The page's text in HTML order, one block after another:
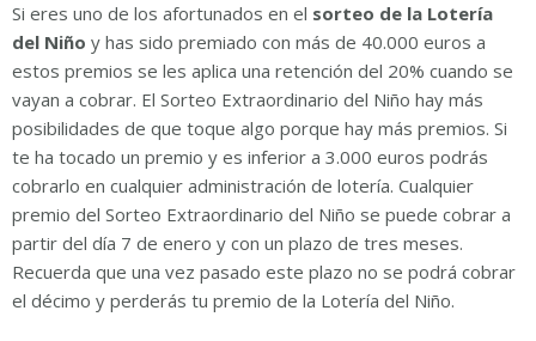
Si eres uno de los afortunados en el sorteo de la Lotería
del Niño y has sido premiado con más de 40.000 euros a
estos premios se les aplica una retención del 20% cuando se
vayan a cobrar. El Sorteo Extraordinario del Niño hay más
posibilidades de que toque algo porque hay más premios. Si
te ha tocado un premio y es inferior a 3.000 euros podrás
cobrarlo en cualquier administración de lotería. Cualquier
premio del Sorteo Extraordinario del Niño se puede cobrar a
partir del día 7 de enero y con un plazo de tres meses.
Recuerda que una vez pasado este plazo no se podrá cobrar
el décimo y perderás tu premio de la Lotería del Niño.